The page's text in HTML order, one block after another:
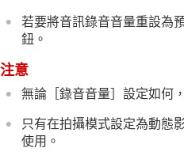
雜訊消除
錄音音量
音訊輸出時刻
減少風噪音
若要將音訊錄音音量重設為
鈕。
注意
無論 ［錄音音量］設定如何
只有在拍攝模式設定為動態
使用。